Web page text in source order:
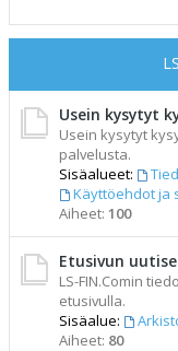
Usein kysytyt
Usein kysytyt
palvelusta.
Sisäalueet:
Käyttöehdot ja
Aiheet: 100
Etusivun
LS-FIN.Comin
etusivulla.
Sisäalue:
Aiheet: 80